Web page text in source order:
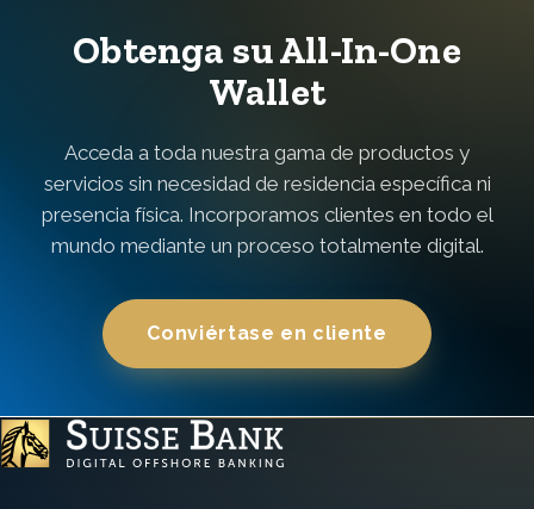
Obtenga su All-In-One
Wallet
Acceda a toda nuestra gama de productos y
servicios sin necesidad de residencia específica ni
presencia física. Incorporamos clientes en todo el
mundo mediante un proceso totalmente digital.
Conviértase en cliente